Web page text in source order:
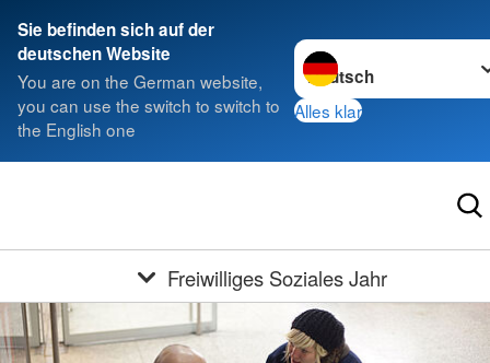
Sie befinden sich auf der
deutschen Website
You are on the German website,
you can use the switch to switch to
the English one
Sprache wechseln zu
Alles klar
Freiwilliges Soziales Jahr